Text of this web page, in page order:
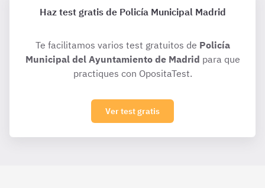
Haz test gratis de Policía Municipal Madrid
Te facilitamos varios test gratuitos de Policía
Municipal del Ayuntamiento de Madrid para que
practiques con OpositaTest.
Ver test gratis